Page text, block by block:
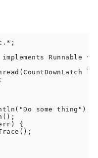
Runnable {
some thing");
{